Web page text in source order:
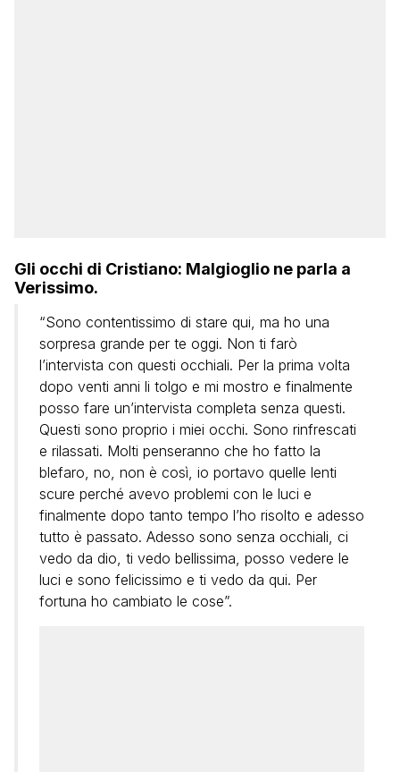
Gli occhi di Cristiano: Malgioglio ne parla a
Verissimo.
“Sono contentissimo di stare qui, ma ho una
sorpresa grande per te oggi. Non ti farò
l’intervista con questi occhiali. Per la prima volta
dopo venti anni li tolgo e mi mostro e finalmente
posso fare un’intervista completa senza questi.
Questi sono proprio i miei occhi. Sono rinfrescati
e rilassati. Molti penseranno che ho fatto la
blefaro, no, non è così, io portavo quelle lenti
scure perché avevo problemi con le luci e
finalmente dopo tanto tempo l’ho risolto e adesso
tutto è passato. Adesso sono senza occhiali, ci
vedo da dio, ti vedo bellissima, posso vedere le
luci e sono felicissimo e ti vedo da qui. Per
fortuna ho cambiato le cose”.